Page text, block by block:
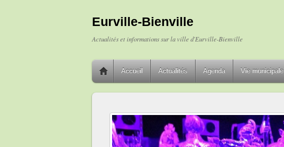
Eurville-Bienville
Actualités et informations sur la ville d'Eurville-Bienville
Accueil Actualités Agenda Vie municipale